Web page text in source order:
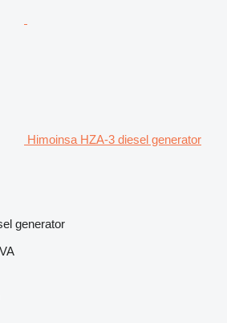
Himoinsa HZA-3 diesel generator
generator